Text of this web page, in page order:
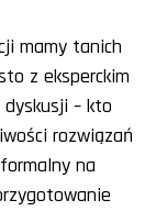
mamy tanich
z eksperckim
– kto
rozwiązań
na